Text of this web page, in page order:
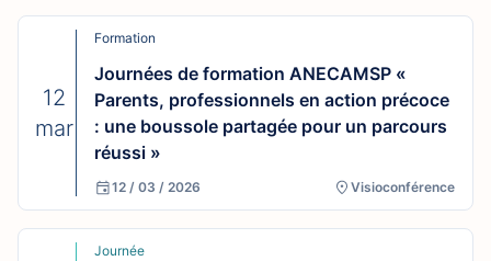
12
mar
Formation
Journées de formation ANECAMSP «
Parents, professionnels en action précoce
: une boussole partagée pour un parcours
réussi »
12 / 03 / 2026 Visioconférence
Journée